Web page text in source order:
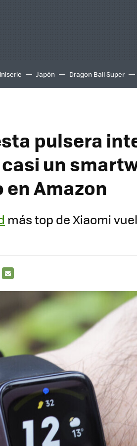
Japón Dragon Ball Super
pulsera
un
Amazon
más top de Xiaomi